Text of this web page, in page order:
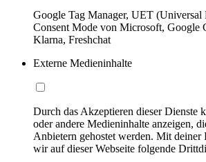
Google Tag Manager, UET (Universal
Consent Mode von Microsoft, Google
Klarna, Freshchat
Externe Medieninhalte
Durch das Akzeptieren dieser Dienste
oder andere Medieninhalte anzeigen,
Anbietern gehostet werden. Mit
wir auf dieser Webseite folgende